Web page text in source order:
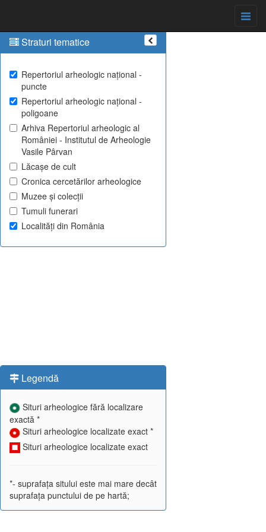
Straturi tematice
Repertoriul arheologic național -
puncte
Repertoriul arheologic național -
poligoane
Arhiva Repertoriul arheologic al
României - Institutul de Arheologie
Vasile Pârvan
Lăcașe de cult
Cronica cercetărilor arheologice
Muzee și colecții
Tumuli funerari
Localități din România
Legendă
Situri arheologice fără localizare
exactă *
Situri arheologice localizate exact *
Situri arheologice localizate exact
*- suprafața sitului este mai mare decât
suprafața punctului de pe hartă;